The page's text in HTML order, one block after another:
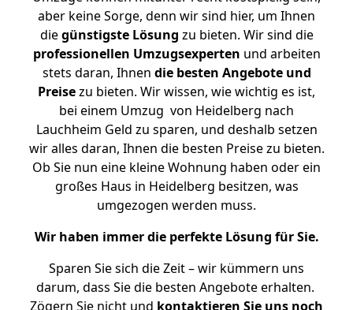
aber keine Sorge, denn wir sind hier, um Ihnen
diegünstigste Lösung zu bieten. Wir sind die
professionellen Umzugsexperten und arbeiten
stets daran, Ihnen die besten Angebote und
Preisezu bieten. Wir wissen, wie wichtig es ist,
bei einem Umzug von Heidelberg nach
Lauchheim Geld zu sparen, und deshalb setzen
wir alles daran, Ihnen die besten Preise zu bieten.
Ob Sie nun eine kleine Wohnung haben oder ein
großes Haus in Heidelberg besitzen, was
umgezogen werden muss.
Wir haben immer die perfekte Lösung für Sie.
Sparen Sie sich die Zeit – wir kümmern uns
darum, dass Sie die besten Angebote erhalten.
Zögern Sie nicht und kontaktieren Sie uns noch